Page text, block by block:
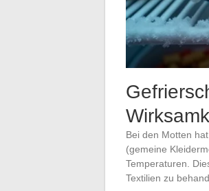
Bei den Motten
(gemeine
Temperaturen.
Textilien zu